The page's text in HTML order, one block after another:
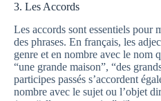
3. Les Accords
Les accords sont essentiels pour
des phrases. En français, les
genre et en nombre avec le nom
“une grande maison”, “des
participes passés s’accordent
nombre avec le sujet ou l’objet